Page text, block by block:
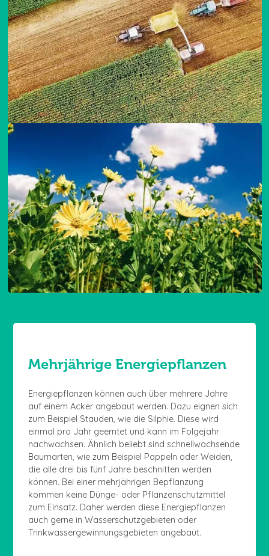
Mehrjährige Energiepflanzen
Energiepflanzen können auch über mehrere Jahre
auf einem Acker angebaut werden. Dazu eignen sich
zum Beispiel Stauden, wie die Silphie. Diese wird
einmal pro Jahr geerntet und kann im Folgejahr
nachwachsen. Ähnlich beliebt sind schnellwachsende
Baumarten, wie zum Beispiel Pappeln oder Weiden,
die alle drei bis fünf Jahre beschnitten werden
können. Bei einer mehrjährigen Bepflanzung
kommen keine Dünge- oder Pflanzenschutzmittel
zum Einsatz. Daher werden diese Energiepflanzen
auch gerne in Wasserschutzgebieten oder
Trinkwassergewinnungsgebieten angebaut.